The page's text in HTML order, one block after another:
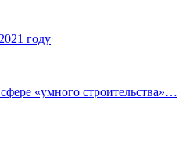
году
«умного строительства»…